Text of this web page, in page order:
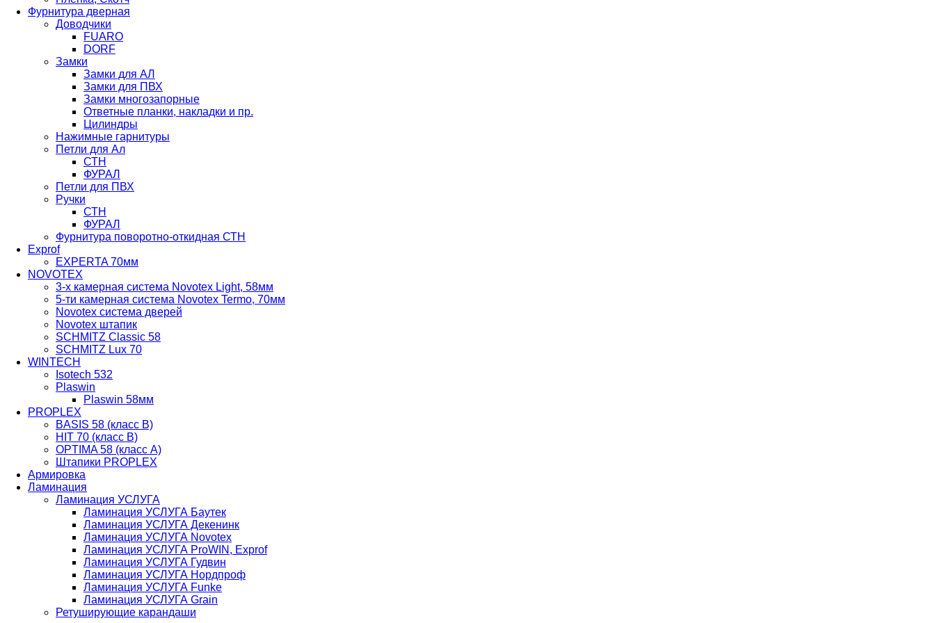
Фурнитура дверная
Доводчики
FUARO
DORF
Замки
Замки для АЛ
Замки для ПВХ
Замки многозапорные
Ответные планки, накладки и пр.
Цилиндры
Нажимные гарнитуры
Петли для Ал
СТН
ФУРАЛ
Петли для ПВХ
Ручки
СТН
ФУРАЛ
Фурнитура поворотно-откидная СТН
Exprof
EXPERTA 70мм
NOVOTEX
3-х камерная система Novotex Light, 58мм
5-ти камерная система Novotex Termo, 70мм
Novotex система дверей
Novotex штапик
SCHMITZ Classic 58
SCHMITZ Lux 70
WINTECH
Isotech 532
Plaswin
Plaswin 58мм
PROPLEX
BASIS 58 (класс В)
HIT 70 (класс В)
OPTIMA 58 (класс А)
Штапики PROPLEX
Армировка
Ламинация
Ламинация УСЛУГА
Ламинация УСЛУГА Баутек
Ламинация УСЛУГА Декенинк
Ламинация УСЛУГА Novotex
Ламинация УСЛУГА ProWIN, Exprof
Ламинация УСЛУГА Гудвин
Ламинация УСЛУГА Нордпроф
Ламинация УСЛУГА Funke
Ламинация УСЛУГА Grain
Ретуширующие карандаши